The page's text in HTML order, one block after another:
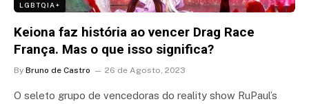
LGBTQIA+
Keiona faz história ao vencer Drag Race
França. Mas o que isso significa?
By Bruno de Castro 26 de Agosto, 2023
O seleto grupo de vencedoras do reality show RuPaul’s